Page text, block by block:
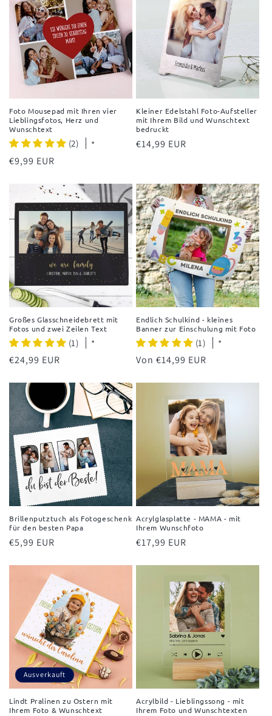
Foto Mousepad mit Ihren vier
Lieblingsfotos, Herz und
Wunschtext
(2) *
Normaler
€9,99 EUR
Kleiner Edelstahl Foto-Aufsteller
mit Ihrem Bild und Wunschtext
bedruckt
Normaler
€14,99 EUR
Großes Glasschneidebrett mit
Fotos und zwei Zeilen Text
(1) *
Normaler
€24,99 EUR
Endlich Schulkind - kleines
Banner zur Einschulung mit Foto
(1) *
Normaler
Von €14,99 EUR
Brillenputztuch als Fotogeschenk
für den besten Papa
Normaler
€5,99 EUR
Acrylglasplatte - MAMA - mit
Ihrem Wunschfoto
Normaler
€17,99 EUR
Ausverkauft
Lindt Pralinen zu Ostern mit
Ihrem Foto & Wunschtext
Acrylbild - Lieblingssong - mit
Ihrem Foto und Wunschtexten